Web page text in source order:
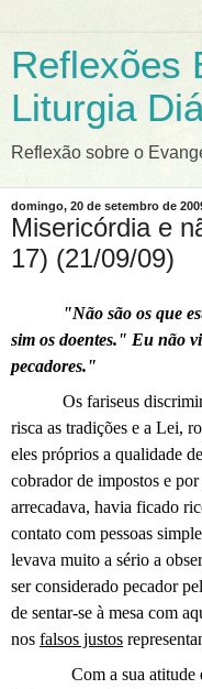
Reflexões
Liturgia
Reflexão sobre o
domingo, 20 de setembro de
Misericórdia e
17) (21/09/09)
"Não são os que
sim os doentes." Eu não
pecadores."
Os fariseus
risca as tradições e a Lei,
eles próprios a qualidade de
cobrador de impostos e
arrecadava, havia ficado
contato com pessoas
levava muito a sério a
ser considerado pecador
de sentar-se à mesa com
nos falsos justos
Com a sua atitude